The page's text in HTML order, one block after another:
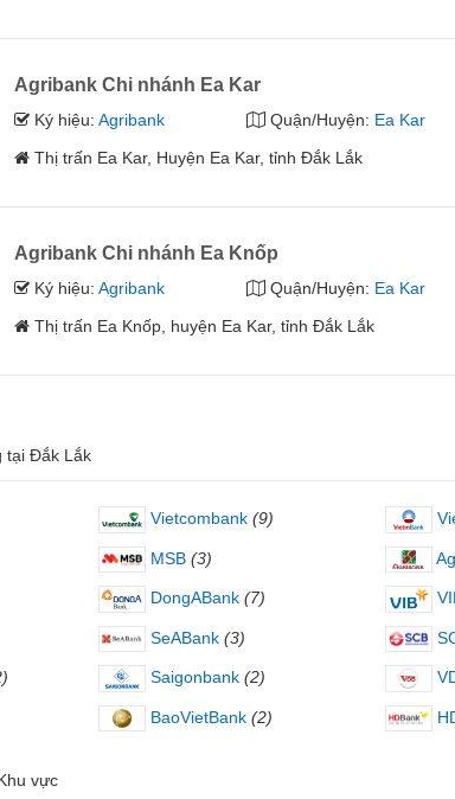
Agribank Chi nhánh Ea Kar
Ký hiệu:Agribank Quận/Huyện: Ea Kar
Thị trấn Ea Kar, Huyện Ea Kar, tỉnh Đắk Lắk
Agribank Chi nhánh Ea Knốp
Ký hiệu:Agribank Quận/Huyện: Ea Kar
Thị trấn Ea Knốp, huyện Ea Kar, tỉnh Đắk Lắk
tại Đắk Lắk
Vietcombank (9)
MSB (3)
DongABank (7)
SeABank (3)
Saigonbank (2)
BaoVietBank (2)
vực